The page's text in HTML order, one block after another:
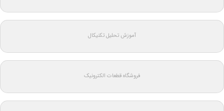
آموزش تحلیل تکنیکال
فروشگاه قطعات الکترونیک